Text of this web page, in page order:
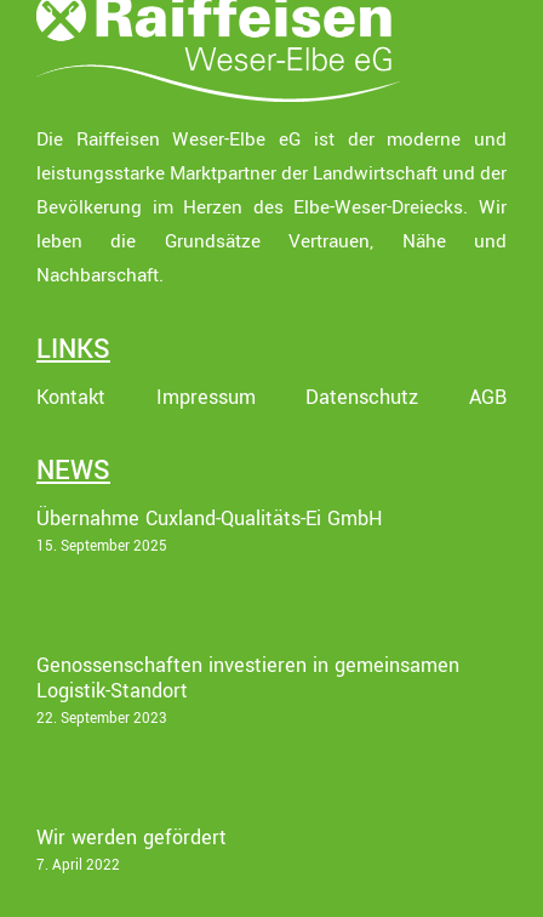
Die Raiffeisen Weser-Elbe eG ist der moderne und
leistungsstarke Marktpartner der Landwirtschaft und der
Bevölkerung im Herzen des Elbe-Weser-Dreiecks. Wir
leben die Grundsätze Vertrauen, Nähe und
Nachbarschaft.
LINKS
Kontakt Impressum Datenschutz AGB
NEWS
Übernahme Cuxland-Qualitäts-Ei GmbH
15. September 2025
Genossenschaften investieren in gemeinsamen
Logistik-Standort
22. September 2023
Wir werden gefördert
7. April 2022